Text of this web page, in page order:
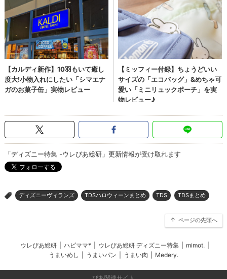
「ディズニー特集 -ウレぴあ総研」更新情報が受け取れます
> ディズニーヴィランズ TDSハロウィーンまとめ TDS TDSまとめ
ページの先頭へ
ウレぴあ総研 ハピママ* ウレぴあ総研 ディズニー特集 mimot.
うまいめし
うまいパン うまい肉 Medery.